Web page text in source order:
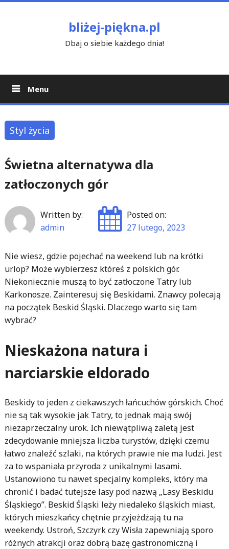
bliżej-piękna.pl
Dbaj o siebie każdego dnia!
Menu
Styl życia
Świetna alternatywa dla
zatłoczonych gór
Written by:
admin
Posted on:
27 lutego, 2023
Nie wiesz, gdzie pojechać na weekend lub na krótki
urlop? Może wybierzesz któreś z polskich gór.
Niekoniecznie muszą to być zatłoczone Tatry lub
Karkonosze. Zainteresuj się Beskidami. Znawcy polecają
na początek Beskid Śląski. Dlaczego warto się tam
wybrać?
Nieskażona natura i
narciarskie eldorado
Beskidy to jeden z ciekawszych łańcuchów górskich. Choć
nie są tak wysokie jak Tatry, to jednak mają swój
niezaprzeczalny urok. Ich niewątpliwą zaletą jest
zdecydowanie mniejsza liczba turystów, dzięki czemu
łatwo znaleźć szlaki, na których prawie nie ma ludzi. Jest
za to wspaniała przyroda z unikalnymi lasami.
Ustanowiono tu nawet specjalny kompleks, który ma
chronić i badać tutejsze lasy pod nazwą „Lasy Beskidu
Śląskiego”. Beskid Śląski leży niedaleko śląskich miast,
których mieszkańcy chętnie przyjeżdżają tu na
weekendy. Ustroń, Szczyrk czy Wisła zapewniają sporo
różnych atrakcji oraz dobrą bazę gastronomiczną i